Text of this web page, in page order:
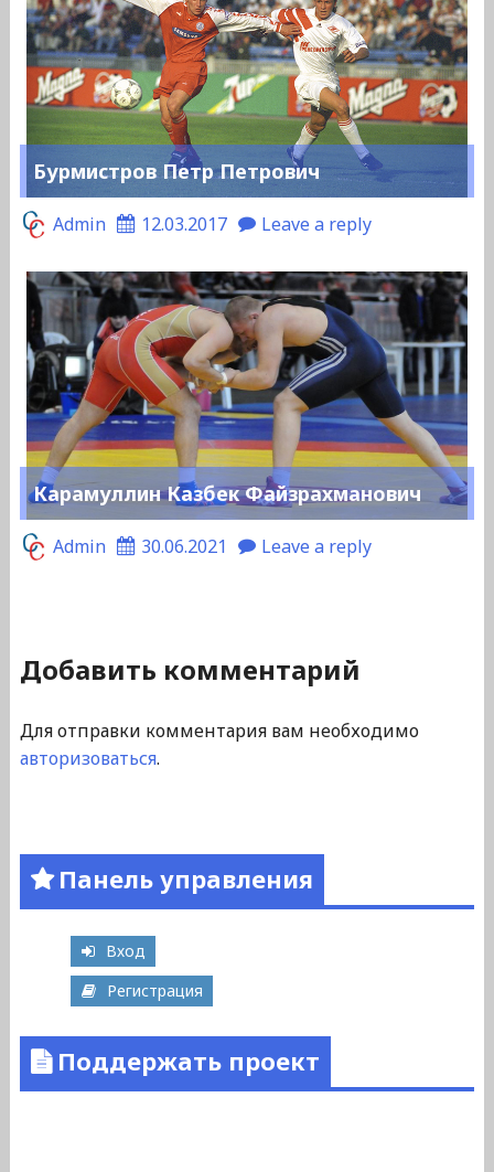
Бурмистров Петр Петрович
Admin 12.03.2017 Leave a reply
Карамуллин Казбек Файзрахманович
Admin 30.06.2021 Leave a reply
Добавить комментарий
Для отправки комментария вам необходимо
авторизоваться.
Панель управления
Вход
Регистрация
Поддержать проект